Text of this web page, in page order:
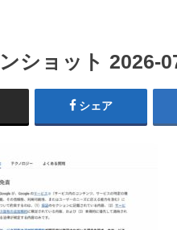
ショット 2026-
シェア